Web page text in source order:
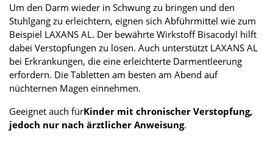
Um den Darm wieder in Schwung zu bringen und den
Stuhlgang zu erleichtern, eignen sich Abführmittel wie zum
Beispiel LAXANS AL. Der bewährte Wirkstoff Bisacodyl hilft
dabei Verstopfungen zu lösen. Auch unterstützt LAXANS AL
bei Erkrankungen, die eine erleichterte Darmentleerung
erfordern. Die Tabletten am besten am Abend auf
nüchternen Magen einnehmen.
Geeignet auch fürKinder mit chronischer Verstopfung,
jedoch nur nach ärztlicher Anweisung.